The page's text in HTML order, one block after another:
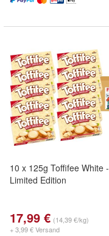
10 x 125g Toffifee White -
Limited Edition
17,99 € (14,39 €/kg)
+ 3,99 € Versand